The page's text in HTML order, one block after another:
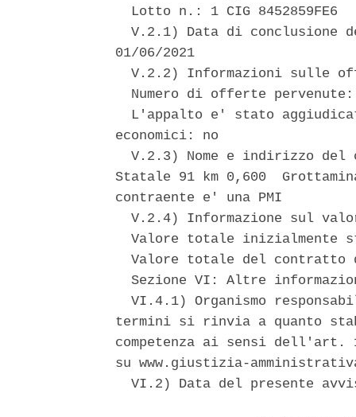
  Lotto n.: 1 CIG 8452859FE6
V.2.1) Data di conclusione
01/06/2021
V.2.2) Informazioni sulle
Numero di offerte
L'appalto e' stato
economici: no
V.2.3) Nome e indirizzo del
Statale 91 km 0,600
contraente e' una PMI
V.2.4) Informazione sul
Valore totale inizialmente
Valore totale del
Sezione VI: Altre
VI.4.1) Organismo
termini si rinvia a quanto
competenza ai sensi
su www.giustizia-
VI.2) Data del presente